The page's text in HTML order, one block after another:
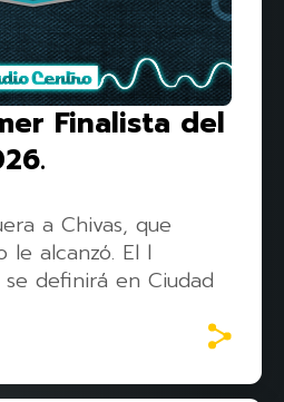
Finalista del
a Chivas, que
alcanzó. El l
definirá en Ciudad